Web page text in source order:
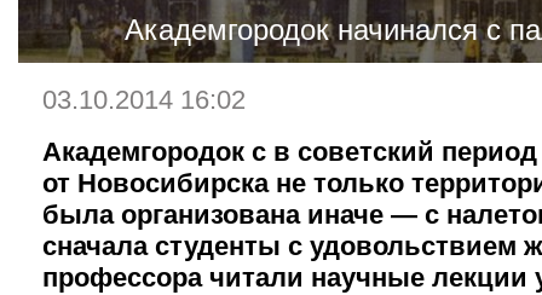
Академгородок начинался с
03.10.2014 16:02
Академгородок с в советский
от Новосибирска не только
была организована иначе — с
сначала студенты с удовольствием
профессора читали научные лекции